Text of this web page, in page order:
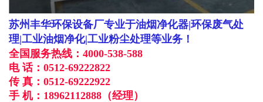
苏州丰华环保设备厂专业于油烟净化器|环保废气处
理|工业油烟净化|工业粉尘处理等业务！
全国服务热线： 4000-538-588
电 话： 0512-69222822
传 真： 0512-69222922
手 机： 18962112888 （经理）